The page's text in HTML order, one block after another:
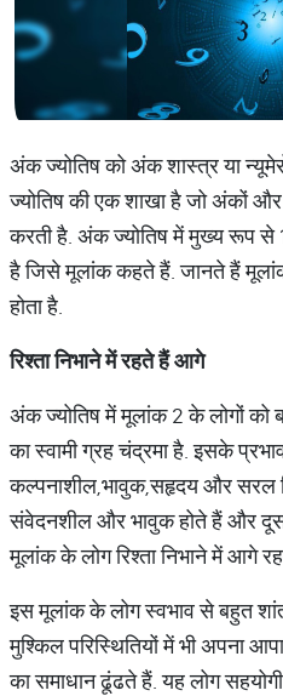
अंक ज्योतिष को अंक शास्त्र या
ज्योतिष की एक शाखा है जो अंकों
करती है. अंक ज्योतिष में मुख्य रूप से
है जिसे मूलांक कहते हैं. जानते हैं
होता है.
रिश्ता निभाने में रहते हैं आगे
अंक ज्योतिष में मूलांक 2 के लोगों को
का स्वामी ग्रह चंद्रमा है. इसके
कल्पनाशील,भावुक,सहृदय और सरल
संवेदनशील और भावुक होते हैं और
मूलांक के लोग रिश्ता निभाने में आगे
इस मूलांक के लोग स्वभाव से बहुत
मुश्किल परिस्थितियों में भी अपना
का समाधान ढूंढते हैं. यह लोग